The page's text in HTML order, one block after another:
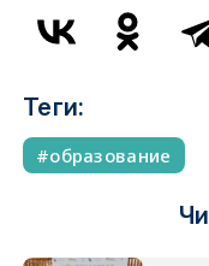
Теги:
образование